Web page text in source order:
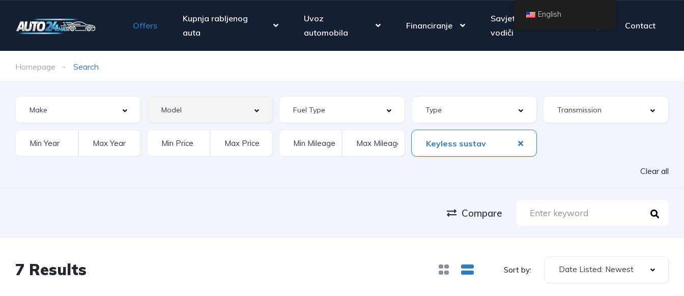
Offers
Kupnja rabljenog
auta
Uvoz
automobila
Financiranje
Savjeti i
vodiči
Contact
Homepage Search
Keyless sustav
Clear all
Compare
7 Results Sort by: Date Listed: Newest
English